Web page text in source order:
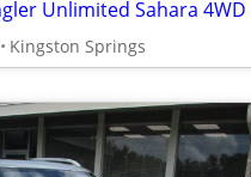
Kingston Springs